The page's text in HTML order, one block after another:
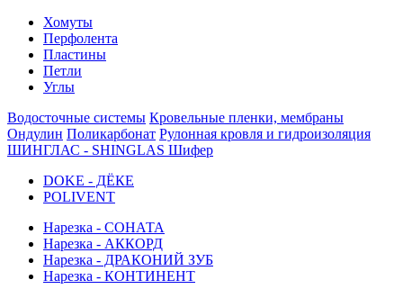
Хомуты
Перфолента
Пластины
Петли
Углы
Водосточные системы Кровельные пленки, мембраны
Ондулин Поликарбонат Рулонная кровля и гидроизоляция
ШИНГЛАС - SHINGLAS Шифер
DOKE - ДЁКЕ
POLIVENT
Нарезка - СОНАТА
Нарезка - АККОРД
Нарезка - ДРАКОНИЙ ЗУБ
Нарезка - КОНТИНЕНТ